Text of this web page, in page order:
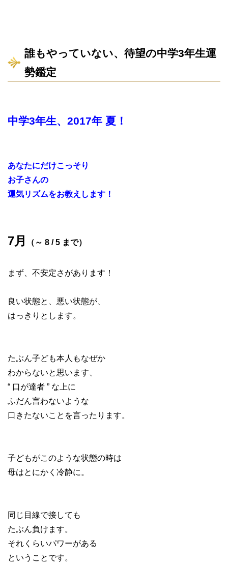
誰もやっていない、待望の中学3年生運
勢鑑定
中学3年生、2017年 夏！
あなたにだけこっそり
お子さんの
運気リズムをお教えします！
7月 （～ 8 / 5 まで）
まず、不安定さがあります！
良い状態と、悪い状態が、
はっきりとします。
たぶん子ども本人もなぜか
わからないと思います、
“ 口が達者 ” な上に
ふだん言わないような
口きたないことを言ったります。
子どもがこのような状態の時は
母はとにかく冷静に。
同じ目線で接しても
たぶん負けます。
それくらいパワーがある
ということです。